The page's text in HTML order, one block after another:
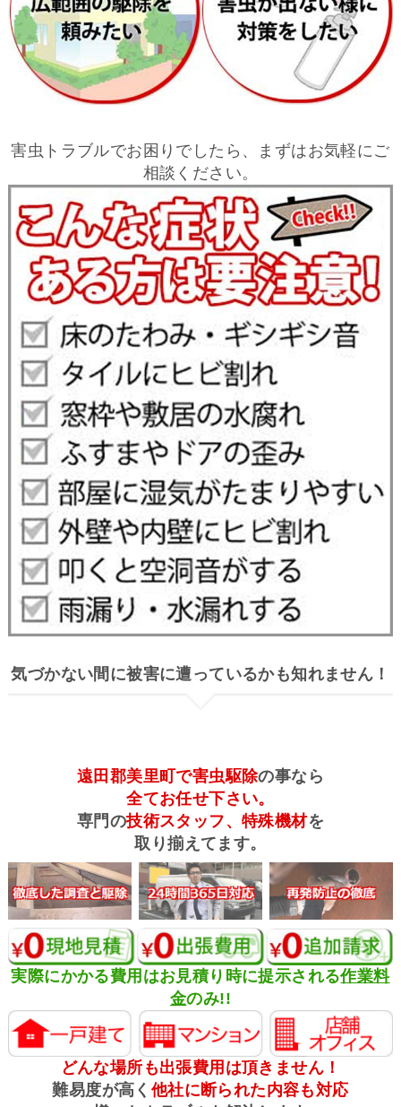
害虫トラブルでお困りでしたら、まずはお気軽にご
相談ください。
気づかない間に被害に遭っているかも知れません！
遠田郡美里町で害虫駆除の事なら
全てお任せ下さい。
専門の技術スタッフ、特殊機材を
取り揃えてます。
実際にかかる費用はお見積り時に提示される作業料
金のみ!!
どんな場所も出張費用は頂きません！
難易度が高く 他社に断られた内容も対応